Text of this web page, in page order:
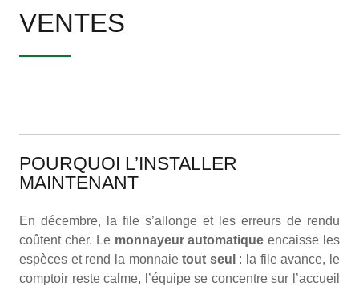
VENTES
POURQUOI L’INSTALLER
MAINTENANT
En décembre, la file s’allonge et les erreurs de rendu
coûtent cher. Le monnayeur automatique encaisse les
espèces et rend la monnaietout seul : la file avance, le
comptoir reste calme, l’équipe se concentre sur l’accueil